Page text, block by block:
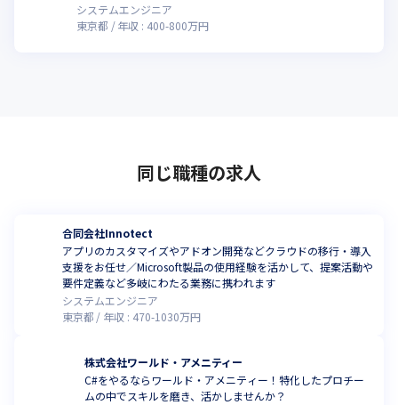
システムエンジニア
東京都
年収 : 400-800万円
同じ職種の求人
合同会社Innotect
アプリのカスタマイズやアドオン開発などクラウドの移行・導入
支援をお任せ／Microsoft製品の使用経験を活かして、提案活動や
要件定義など多岐にわたる業務に携われます
システムエンジニア
東京都
年収 : 470-1030万円
株式会社ワールド・アメニティー
C#をやるならワールド・アメニティー！特化したプロチー
ムの中でスキルを磨き、活かしませんか？